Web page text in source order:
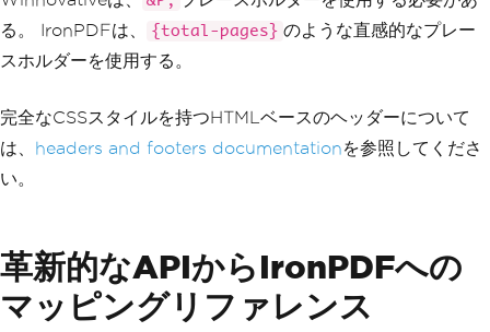
</h1><p>Content goes here</p></body></
html>";
verter.ConvertHtml
// Save to file
System.IO.File.WriteAllBytes
("document.pdf", pdfBytes);
}
= TextHeaderFooter
{
CenterText
of {total-pages}"
};
// Convert HTML to PDF
var pdf = renderer.RenderHtmlA
sPdf( htmlString);
// Save to file
る。 IronPDFは、
{total-pages} のような直感的なプレー
スホルダーを使用する。
完全なCSSスタイルを持つHTMLベースのヘッダーについて
は、 headers and footers documentationを参照してくださ
い。
革新的なAPIからIronPDFへの
マッピングリファレンス